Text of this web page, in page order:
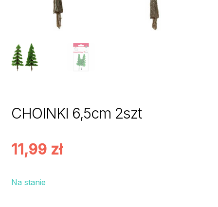
CHOINKI 6,5cm 2szt
11,99 zł
Na stanie